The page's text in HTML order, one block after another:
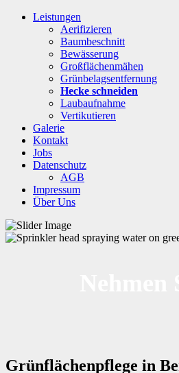
Leistungen
Aerifizieren
Baumbeschnitt
Bewässerung
Großflächenmähen
Grünbelagsentfernung
Hecke schneiden
Laubaufnahme
Vertikutieren
Galerie
Kontakt
Jobs
Datenschutz
AGB
Impressum
Über Uns
Grünflächenpflege in